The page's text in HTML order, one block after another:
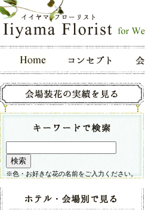
※色・お好きな花の名前をご入力ください。